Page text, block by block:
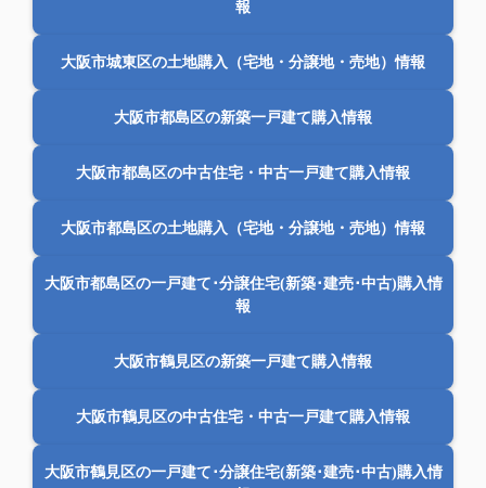
報
大阪市城東区の土地購入（宅地・分譲地・売地）情報
大阪市都島区の新築一戸建て購入情報
大阪市都島区の中古住宅・中古一戸建て購入情報
大阪市都島区の土地購入（宅地・分譲地・売地）情報
大阪市都島区の一戸建て･分譲住宅(新築･建売･中古)購入情
報
大阪市鶴見区の新築一戸建て購入情報
大阪市鶴見区の中古住宅・中古一戸建て購入情報
大阪市鶴見区の一戸建て･分譲住宅(新築･建売･中古)購入情